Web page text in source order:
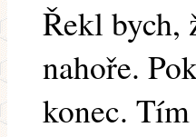
Řekl bych,
nahoře.
konec.